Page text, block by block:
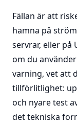
Fällan är att
hamna på
servrar, eller på
om du
varning, vet att
tillförlitlighet:
och nyare test
det tekniska